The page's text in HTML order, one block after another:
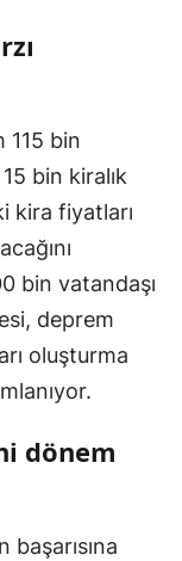
115 bin
bin kiralık
kira fiyatları
bin vatandaşı
deprem
oluşturma
dönem